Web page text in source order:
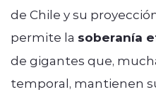
de Chile y su
permite la soberanía
de gigantes que,
temporal, mantienen